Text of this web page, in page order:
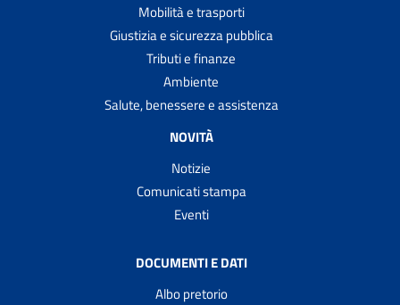
Mobilità e trasporti
Giustizia e sicurezza pubblica
Tributi e finanze
Ambiente
Salute, benessere e assistenza
NOVITÀ
Notizie
Comunicati stampa
Eventi
DOCUMENTI E DATI
Albo pretorio